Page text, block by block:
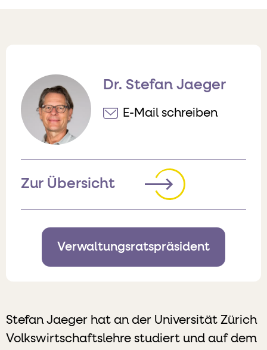
Dr. Stefan Jaeger
E-Mail schreiben
Zur Übersicht
Verwaltungsratspräsident
Stefan Jaeger hat an der Universität Zürich
Volkswirtschaftslehre studiert und auf dem